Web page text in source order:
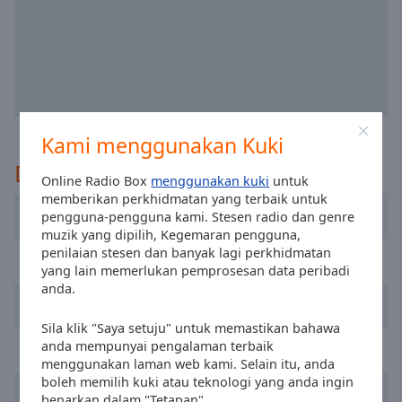
Kami menggunakan Kuki
Online Radio Box menggunakan kuki untuk
memberikan perkhidmatan yang terbaik untuk
pengguna-pengguna kami. Stesen radio dan genre
muzik yang dipilih, Kegemaran pengguna,
penilaian stesen dan banyak lagi perkhidmatan
yang lain memerlukan pemprosesan data peribadi
anda.
Sila klik "Saya setuju" untuk memastikan bahawa
anda mempunyai pengalaman terbaik
menggunakan laman web kami. Selain itu, anda
boleh memilih kuki atau teknologi yang anda ingin
in-
Fullscreen
This
modal
window.
Beginning
dialog
window.
Escape
Disyorkan
Radio R
Radio Lietus
Power Hit Radio
Relax FM